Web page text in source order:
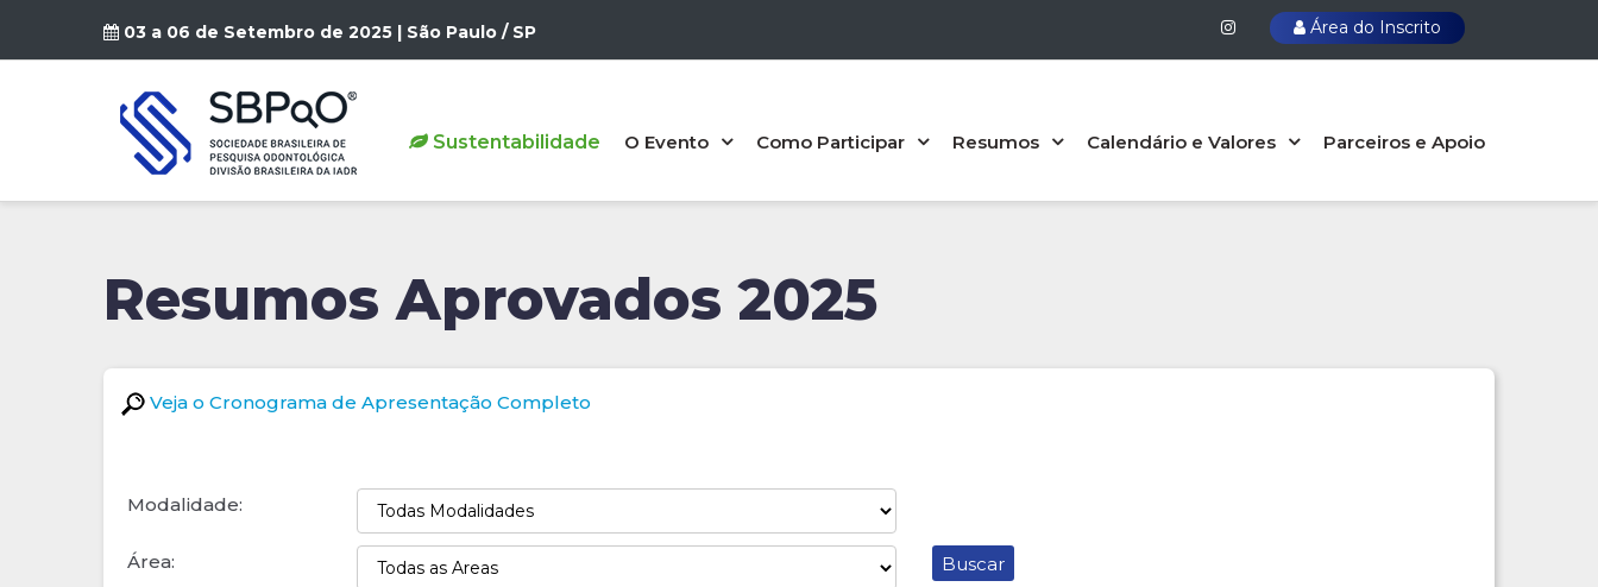
03 a 06 de Setembro de 2025 | São Paulo / SP Área do Inscrito
Sustentabilidade O Evento Como Participar Resumos Calendário e Valores Parceiros e Apoio
Resumos Aprovados 2025
Veja o Cronograma de Apresentação Completo
Modalidade:
Área: